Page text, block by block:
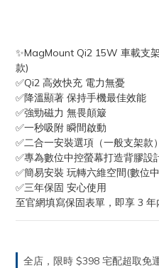
✨MagMount Qi2 15W 車載支
款)
✅Qi2 高效快充 電力無憂
✅降溫顯著 保持手機最佳效能
✅強勁磁力 無畏顛簸
✅一秒吸附 瞬間啟動
✅二合一安裝選項（一般支架款）
✅專為數位中控螢幕打造背膠設
✅簡易安裝 玩轉六維空間(數位中
✅三年保固 安心使用
至官網填寫保固表單，即享 3 年
全店，限時 $398 宅配超取免